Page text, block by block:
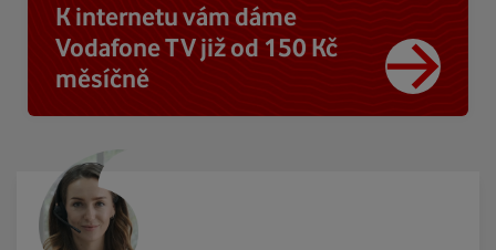
K internetu vám dáme
Vodafone TV již od 150 Kč
měsíčně